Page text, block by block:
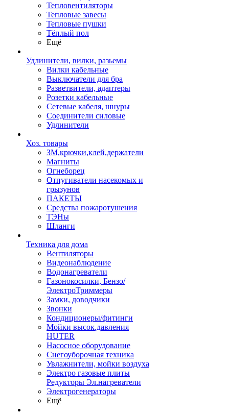
Тепловентиляторы
Тепловые завесы
Тепловые пушки
Тёплый пол
Ещё
Удлинители, вилки, разьемы
Вилки кабельные
Выключатели для бра
Разветвители, адаптеры
Розетки кабельные
Сетевые кабеля, шнуры
Соединители силовые
Удлинители
Хоз. товары
ЗМ,крючки,клей,держатели
Магниты
Огнеборец
Отпугиватели насекомых и
грызунов
ПАКЕТЫ
Средства пожаротушения
ТЭНы
Шланги
Техника для дома
Вентиляторы
Видеонаблюдение
Водонагреватели
Газонокосилки, Бензо/
ЭлектроТриммеры
Замки, доводчики
Звонки
Кондиционеры/фитинги
Мойки высок.давления
HUTER
Насосное оборудование
Снегоуборочная техника
Увлажнители, мойки воздуха
Электро газовые плиты
Редукторы Эл.нагреватели
Электрогенераторы
Ещё